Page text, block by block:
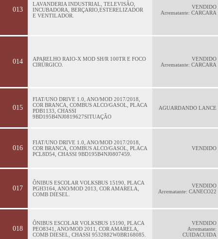
013
LAVANDERIA INDUSTRIAL, TELEVISÃO,
INCUBADORA, BERÇARIO,ESTERELIZADOR
E VENTILADOR.
VENDIDO
Arrematante: CARCARA
014
APARELHO RAIO-X MOD SH/R 100TR E FOCO
CIRÚRGICO.
VENDIDO
Arrematante: CARCARA
015
FIAT/UNO DRIVE 1.0, ANO/MOD 2017/2018,
COR BRANCA, COMBUS ALCO/GASOL, PLACA
PDB1133, CHASSI
9BD195B4NJ0819627SITUAÇÃO
AGUARDANDO LANCE
016
FIAT/UNO DRIVE 1.0, ANO/MOD 2017/2018,
COR BRANCA, COMBUS ALCO/GASOL, PLACA
PCL8D54, CHASSI 9BD195B4NJ0807459.
VENDIDO
017
ÔNIBUS ESCOLAR VOLKSBUS 15190, PLACA
PGH3164, ANO/MOD 2013, COR AMARELA,
COMB DIESEL.
VENDIDO
Arrematante: CANECO22
018
ÔNIBUS ESCOLAR VOLKSBUS 15190, PLACA
PEO8341, ANO/MOD 2011, COR AMARELA,
COMB DIESEL, CHASSI 9532882W0BR168085.
VENDIDO
Arrematante:
CUIDACUIDA